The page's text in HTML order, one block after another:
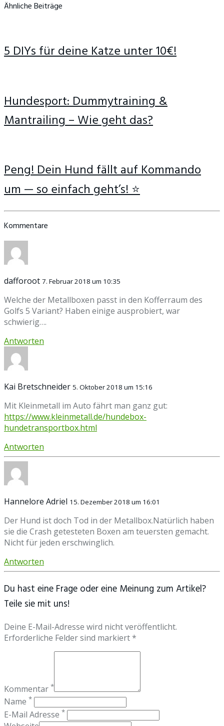
Ähnliche Beiträge
5 DIYs für deine Katze unter 10€!
Hundesport: Dummytraining &
Mantrailing – Wie geht das?
Peng! Dein Hund fällt auf Kommando
um — so einfach geht’s! ⭐
Kommentare
dafforoot 7. Februar 2018 um 10:35
Welche der Metallboxen passt in den Kofferraum des
Golfs 5 Variant? Haben einige ausprobiert, war
schwierig….
Antworten
Kai Bretschneider 5. Oktober 2018 um 15:16
Mit Kleinmetall im Auto fährt man ganz gut:
https://www.kleinmetall.de/hundebox-
hundetransportbox.html
Antworten
Hannelore Adriel 15. Dezember 2018 um 16:01
Der Hund ist doch Tod in der Metallbox.Natürlich haben
sie die Crash getesteten Boxen am teuersten gemacht.
Nicht für jeden erschwinglich.
Antworten
Du hast eine Frage oder eine Meinung zum Artikel?
Teile sie mit uns!
Deine E-Mail-Adresse wird nicht veröffentlicht.
Erforderliche Felder sind markiert *
Kommentar *
Name *
E-Mail Adresse *